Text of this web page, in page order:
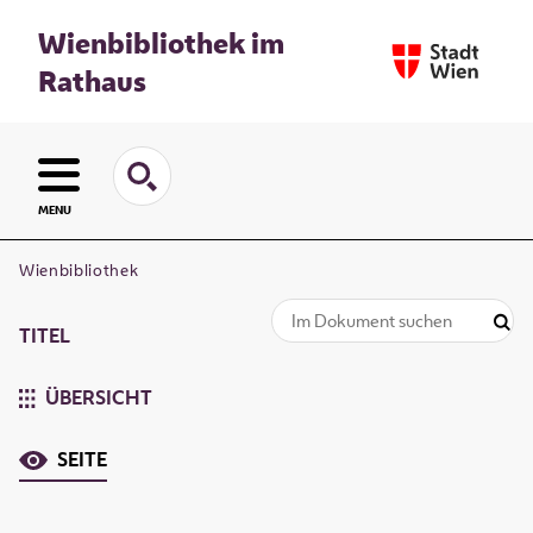
Wienbibliothek im
Rathaus
MENU
Wienbibliothek
TITEL
ÜBERSICHT
SEITE